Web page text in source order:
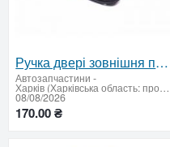
Ручка двері зовнішня передня ліва Ланос (TEMPEST)
Автозапчастини -
Харків (Харківська область: продати купити)
08/08/2026
170.00 ₴